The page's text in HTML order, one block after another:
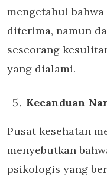
mengetahui
diterima, namun
seseorang
yang dialami.
Kecanduan
Pusat kesehatan
menyebutkan
psikologis yang